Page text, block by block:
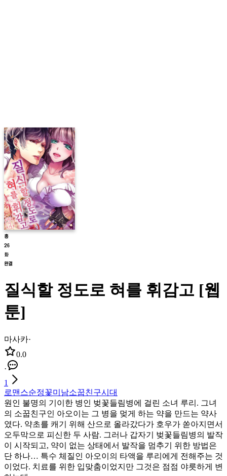
질식할 정도로 혀를 휘감고 [웹
툰]
마사카·
0.0
·
1
로맨스순정꽃미남소꿉친구시대
원인 불명의 기이한 병인 벚꽃들림병에 걸린 소녀 루리. 그녀
의 소꿉친구인 아오이는 그 병을 멎게 하는 약을 만드는 약사
였다. 약초를 캐기 위해 산으로 올라갔다가 호우가 쏟아지면서
오두막으로 피신한 두 사람. 그러나 갑자기 벚꽃들림병의 발작
이 시작되고, 약이 없는 상태에서 발작을 멈추기 위한 방법은
단 하나… 특수 체질인 아오이의 타액을 루리에게 전해주는 것
이었다. 치료를 위한 입맞춤이었지만 그것은 점점 야릇하게 변